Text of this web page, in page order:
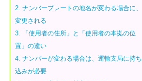
2. ナンバープレートの地名が変わる場合に、
変更される
3. 「使用者の住所」と「使用者の本拠の位
置」の違い
4. ナンバーが変わる場合は、運輸支局に持ち
込みが必要